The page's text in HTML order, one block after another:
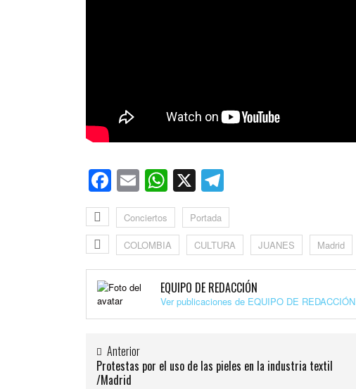
Facebook
EmailWhatsApp
X
Conciertos Portada
COLOMBIA CULTURA JUANES Madrid
EQUIPO DE REDACCIÓN
Ver publicaciones de EQUIPO DE REDACCIÓN
Anterior
Protestas por el uso de las pieles en la industria textil
/Madrid